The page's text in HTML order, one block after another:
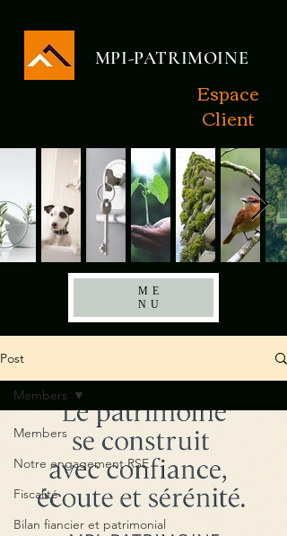
MPI-PATRIMOINE
ME
NU
Espace
Client
Post
Members
Notre engagement RSE
Fiscalité
Bilan fiancier et patrimonial
Members